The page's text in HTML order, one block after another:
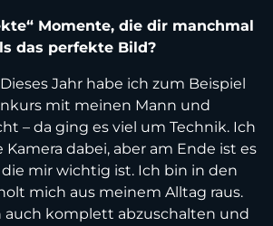
Momente, die dir manchmal
das perfekte Bild?
Jahr habe ich zum Beispiel
mit meinen Mann und
– da ging es viel um Technik. Ich
dabei, aber am Ende ist es
mir wichtig ist. Ich bin in den
mich aus meinem Alltag raus.
auch komplett abzuschalten und